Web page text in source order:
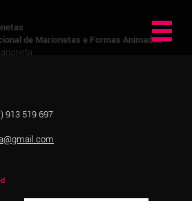
de Marionetas e Formas Animadas
913 519 697